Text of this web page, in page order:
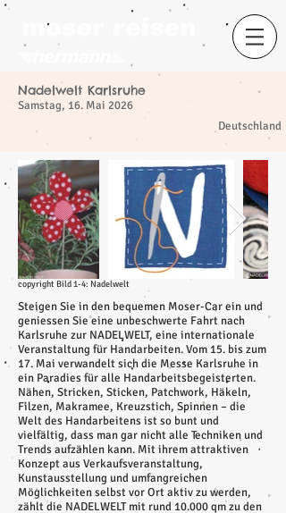
Nadelwelt Karlsruhe
Samstag, 16. Mai 2026
​
Deutschland
copyright Bild 1-4: Nadelwelt
Steigen Sie in den bequemen Moser-Car ein und
geniessen Sie eine unbeschwerte Fahrt nach
Karlsruhe zur NADELWELT, eine internationale
Veranstaltung für Handarbeiten. Vom 15. bis zum
17. Mai verwandelt sich die Messe Karlsruhe in
ein Paradies für alle Handarbeitsbegeisterten.
Nähen, Stricken, Sticken, Patchwork, Häkeln,
Filzen, Makramee, Kreuzstich, Spinnen – die
Welt des Handarbeitens ist so bunt und
vielfältig, dass man gar nicht alle Techniken und
Trends aufzählen kann. Mit ihrem attraktiven
Konzept aus Verkaufsveranstaltung,
Kunstausstellung und umfangreichen
Möglichkeiten selbst vor Ort aktiv zu werden,
zählt die NADELWELT mit rund 10.000 qm zu den